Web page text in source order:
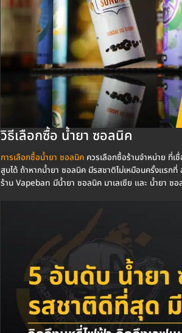
วิธีเลือกซื้อ น้ำยา ซอลนิค
การเลือกซื้อน้ำยา ซอลนิค ควรเลือกซื้อร้านจำหน่าย ที่เ
สูบได้ ถ้าหากน้ำยา ซอลนิค มีรสชาติไม่เหมือนครั้งแรก
ร้าน Vapeban มีน้ำยา ซอลนิค มาเลเซีย และ น้ำยา ซ